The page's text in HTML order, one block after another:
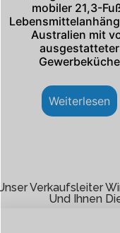
mobiler 21,3-
Australien mit
ausgestatteter
Gewerbeküche
Weiterlesen
Verkaufsleiter
Und Ihnen